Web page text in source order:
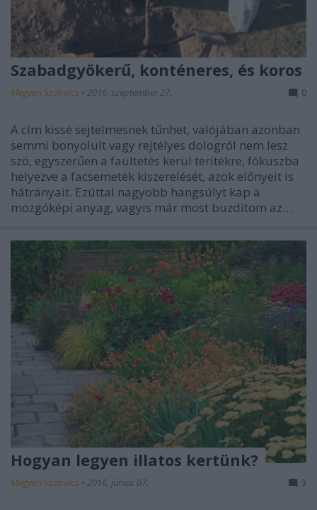
Szabadgyökerű, konténeres, és koros
Megyeri Szabolcs • 2016. szeptember 27. 0
A cím kissé sejtelmesnek tűnhet, valójában azonban
semmi bonyolult vagy rejtélyes dologról nem lesz
szó, egyszerűen a faültetés kerül terítékre, fókuszba
helyezve a facsemeték kiszerelését, azok előnyeit is
hátrányait. Ezúttal nagyobb hangsúlyt kap a
mozgóképi anyag, vagyis már most buzdítom az…
Hogyan legyen illatos kertünk?
Megyeri Szabolcs • 2016. június 07. 3